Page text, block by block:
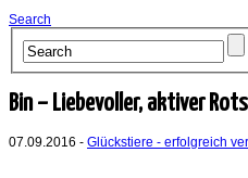
Search
Bin – Liebevoller, aktiver
07.09.2016 - Glückstiere - erfolgreich